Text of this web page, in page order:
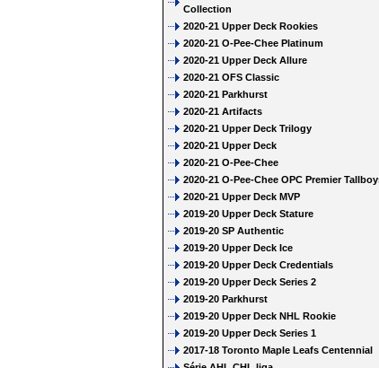
Collection
2020-21 Upper Deck Rookies
2020-21 O-Pee-Chee Platinum
2020-21 Upper Deck Allure
2020-21 OFS Classic
2020-21 Parkhurst
2020-21 Artifacts
2020-21 Upper Deck Trilogy
2020-21 Upper Deck
2020-21 O-Pee-Chee
2020-21 O-Pee-Chee OPC Premier
2020-21 Upper Deck MVP
2019-20 Upper Deck Stature
2019-20 SP Authentic
2019-20 Upper Deck Ice
2019-20 Upper Deck Credentials
2019-20 Upper Deck Series 2
2019-20 Parkhurst
2019-20 Upper Deck NHL Rookie
2019-20 Upper Deck Series 1
2017-18 Toronto Maple Leafs Centennial